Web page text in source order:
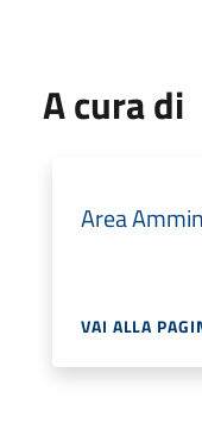
A cura di
Area
VAI ALLA